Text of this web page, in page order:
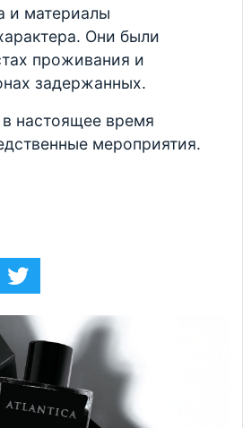
и материалы
Они были
проживания и
задержанных.
настоящее время
мероприятия.